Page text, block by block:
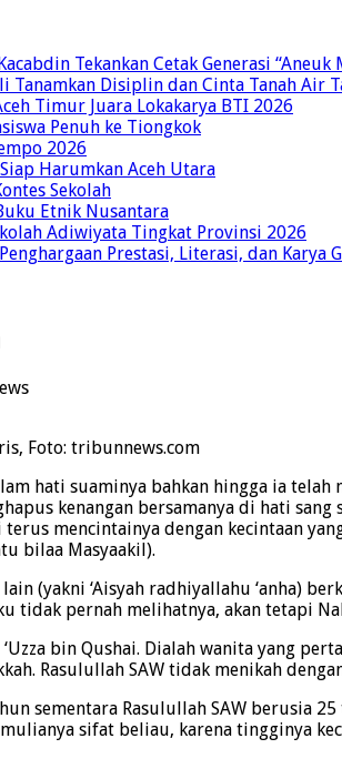
Tekankan Cetak Generasi “Aneuk
Disiplin dan Cinta Tanah Air
Timur Juara Lokakarya BTI 2026
Penuh ke Tiongkok
2026
Harumkan Aceh Utara
Sekolah
Etnik Nusantara
Adiwiyata Tingkat Provinsi 2026
Prestasi, Literasi, dan Karya
Foto: tribunnews.com
hati suaminya bahkan hingga ia
kenangan bersamanya di hati
mencintainya dengan kecintaan
bilaa Masyaakil).
(yakni ‘Aisyah radhiyallahu ‘anha)
tidak pernah melihatnya, akan tetapi
bin Qushai. Dialah wanita yang
Rasulullah SAW tidak menikah
sementara Rasulullah SAW berusia
sifat beliau, karena tingginya